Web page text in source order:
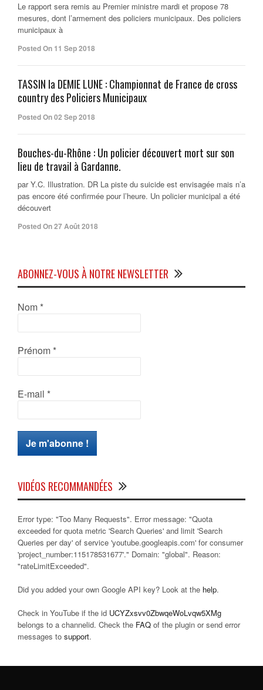
Le rapport sera remis au Premier ministre mardi et propose 78
mesures, dont l’armement des policiers municipaux. Des policiers
municipaux à
Posted On 11 Sep 2018
TASSIN la DEMIE LUNE : Championnat de France de cross
country des Policiers Municipaux
Posted On 02 Sep 2018
Bouches-du-Rhône : Un policier découvert mort sur son
lieu de travail à Gardanne.
par Y.C. Illustration. DR La piste du suicide est envisagée mais n’a
pas encore été confirmée pour l’heure. Un policier municipal a été
découvert
Posted On 27 Août 2018
ABONNEZ-VOUS À NOTRE NEWSLETTER
Nom *
Prénom *
E-mail *
VIDÉOS RECOMMANDÉES
Error type: "Too Many Requests". Error message: "Quota
exceeded for quota metric 'Search Queries' and limit 'Search
Queries per day' of service 'youtube.googleapis.com' for consumer
'project_number:115178531677'." Domain: "global". Reason:
"rateLimitExceeded".
Did you added your own Google API key? Look at the help.
Check in YouTube if the id UCYZxsvv0ZbwqeWoLvqw5XMg
belongs to a channelid. Check the FAQ of the plugin or send error
messages to support.